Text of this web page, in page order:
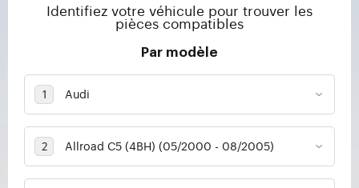
Identifiez votre véhicule pour trouver les
pièces compatibles
Par modèle